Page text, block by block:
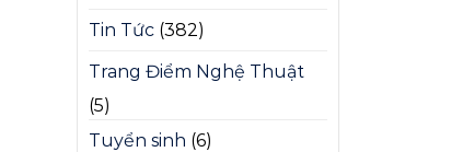
Tin Tức (382)
Trang Điểm Nghệ Thuật
(5)
Tuyển sinh (6)